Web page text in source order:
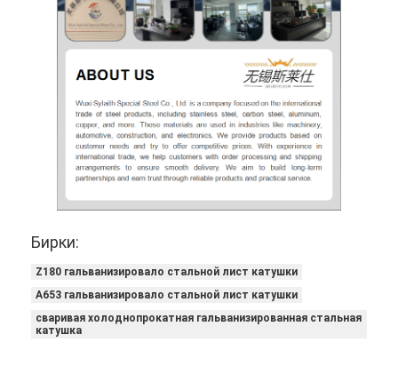
Бирки:
Z180 гальванизировало стальной лист катушки
A653 гальванизировало стальной лист катушки
сваривая холоднопрокатная гальванизированная стальная
катушка